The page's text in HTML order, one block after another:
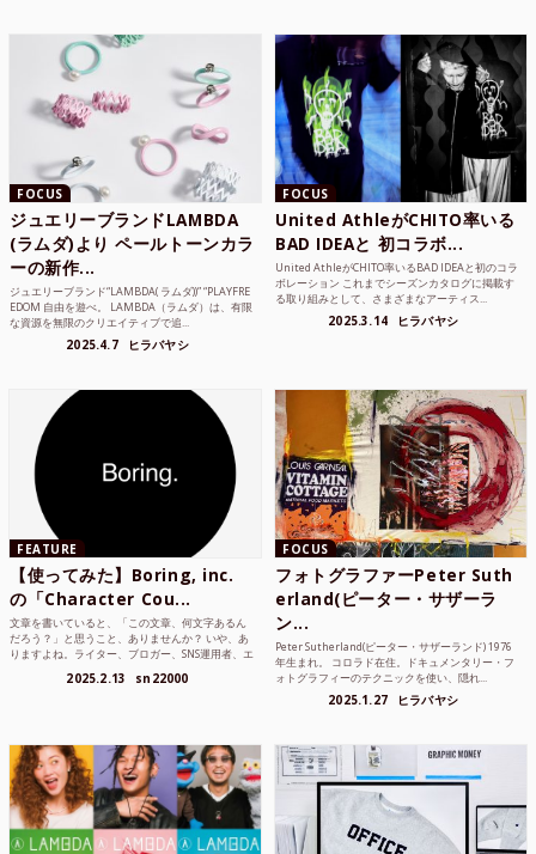
FOCUS
ジュエリーブランドLAMBDA
(ラムダ)より ペールトーンカラ
ーの新作...
ジュエリーブランド“LAMBDA( ラムダ))” “PLAYFRE
EDOM 自由を遊べ。 LAMBDA（ラムダ）は、有限
な資源を無限のクリエイティブで追...
2025.4.7 ヒラバヤシ
FOCUS
United AthleがCHITO率いる
BAD IDEAと 初コラボ...
United AthleがCHITO率いるBAD IDEAと初のコラ
ボレーション これまでシーズンカタログに掲載す
る取り組みとして、さまざまなアーティス...
2025.3.14 ヒラバヤシ
FEATURE
【使ってみた】Boring, inc.
の「Character Cou...
文章を書いていると、「この文章、何文字あるん
だろう？」と思うこと、ありませんか？ いや、あ
りますよね。ライター、ブロガー、SNS運用者、エ
2025.2.13 sn22000
FOCUS
フォトグラファーPeter Suth
erland(ピーター・サザーラ
ン...
Peter Sutherland(ピーター・サザーランド) 1976
年生まれ。 コロラド在住。ドキュメンタリー・フ
ォトグラフィーのテクニックを使い、隠れ...
2025.1.27 ヒラバヤシ